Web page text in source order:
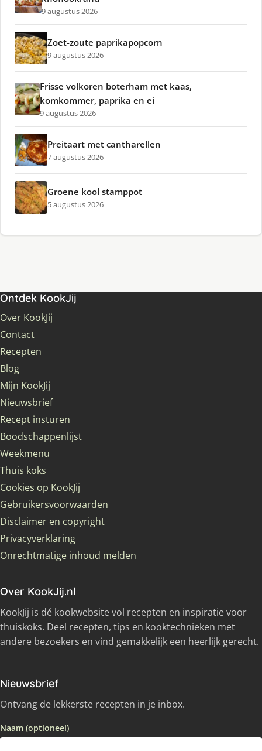
9 augustus 2026
Zoet-zoute paprikapopcorn
9 augustus 2026
Frisse volkoren boterham met kaas,
komkommer, paprika en ei
9 augustus 2026
Preitaart met cantharellen
7 augustus 2026
Groene kool stamppot
5 augustus 2026
Ontdek KookJij
Over KookJij
Contact
Recepten
Blog
Mijn KookJij
Nieuwsbrief
Recept insturen
Boodschappenlijst
Weekmenu
Thuis koks
Cookies op KookJij
Gebruikersvoorwaarden
Disclaimer en copyright
Privacyverklaring
Onrechtmatige inhoud melden
Over KookJij.nl
KookJij is dé kookwebsite vol recepten en inspiratie voor
thuiskoks. Deel recepten, tips en kooktechnieken met
andere bezoekers en vind gemakkelijk een heerlijk gerecht.
Nieuwsbrief
Ontvang de lekkerste recepten in je inbox.
Naam (optioneel)